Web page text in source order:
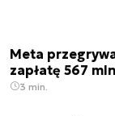
Meta
zapłatę 567
3 min.